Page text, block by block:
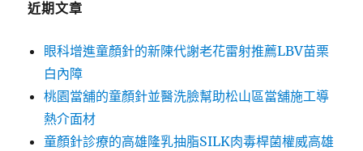
近期文章
眼科增進童顏針的新陳代謝老花雷射推薦LBV苗栗
白內障
桃園當舖的童顏針並醫洗臉幫助松山區當舖施工導
熱介面材
童顏針診療的高雄隆乳抽脂SILK肉毒桿菌權威高雄